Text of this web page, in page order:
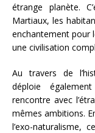
étrange planète.
Martiaux, les
enchantement pour
une civilisation
Au travers de
déploie
rencontre avec
mêmes ambitions.
l’exo-naturalisme,